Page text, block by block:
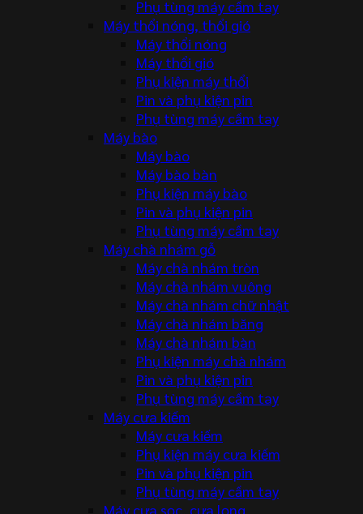
Phụ tùng máy cầm tay
Máy thổi nóng, thổi gió
Máy thổi nóng
Máy thổi gió
Phụ kiện máy thổi
Pin và phụ kiện pin
Phụ tùng máy cầm tay
Máy bào
Máy bào
Máy bào bàn
Phụ kiện máy bào
Pin và phụ kiện pin
Phụ tùng máy cầm tay
Máy chà nhám gỗ
Máy chà nhám tròn
Máy chà nhám vuông
Máy chà nhám chữ nhật
Máy chà nhám băng
Máy chà nhám bàn
Phụ kiện máy chà nhám
Pin và phụ kiện pin
Phụ tùng máy cầm tay
Máy cưa kiếm
Máy cưa kiếm
Phụ kiện máy cưa kiếm
Pin và phụ kiện pin
Phụ tùng máy cầm tay
Máy cưa sọc, cưa lọng